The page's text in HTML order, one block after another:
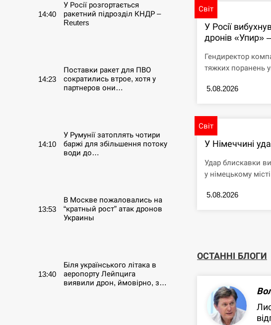
14:40
У Росії розгортається
ракетний підрозділ КНДР –
Reuters
14:23
Поставки ракет для ПВО
сократились втрое, хотя у
партнеров они…
14:10
У Румунії затоплять чотири
баржі для збільшення потоку
води до…
13:53
В Москве пожаловались на
“кратный рост” атак дронов
Украины
13:40
Біля українського літака в
аеропорту Лейпцига
виявили дрон, ймовірно, з…
Світ
У Росії
дронів «Упир»
Гендиректор
тяжких поранень
5.08.2026
Світ
У Німеччині
Удар блискавки
у німецькому
5.08.2026
ОСТАННІ БЛОГИ